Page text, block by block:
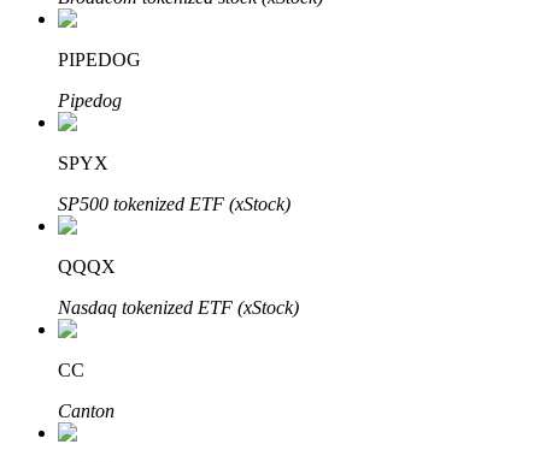
Otomatik Yatırım
Pasif gelir kazanma hakkında bilgi edinin
PIPEDOG
Pipedog
SPYX
SP500 tokenized ETF (xStock)
QQQX
Nasdaq tokenized ETF (xStock)
CC
Canton